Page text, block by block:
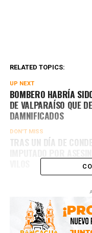
RELATED TOPICS:
UP NEXT
BOMBERO HABRÍA
DE VALPARAÍSO QUE
DAMNIFICADOS
DON'T MISS
TRAS UN DÍA DE